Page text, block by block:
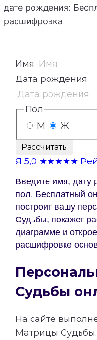
дате рождения:
расшифровка
Имя
Дата рождения
Пол
М
Ж
Рассчитать
Я 5,0 ★★★★★
Введите имя, дату
пол. Бесплатный
построит вашу
Судьбы, покажет
диаграмме и
расшифровке
Судьбы
На сайте
Матрицы Судьбы.